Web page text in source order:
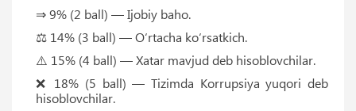
⇒ 9% (2 ball) — Ijobiy baho.
⚖️ 14% (3 ball) — O‘rtacha ko‘rsatkich.
⚠️ 15% (4 ball) — Xatar mavjud deb hisoblovchilar.
❌ 18% (5 ball) — Tizimda Korrupsiya yuqori deb
hisoblovchilar.